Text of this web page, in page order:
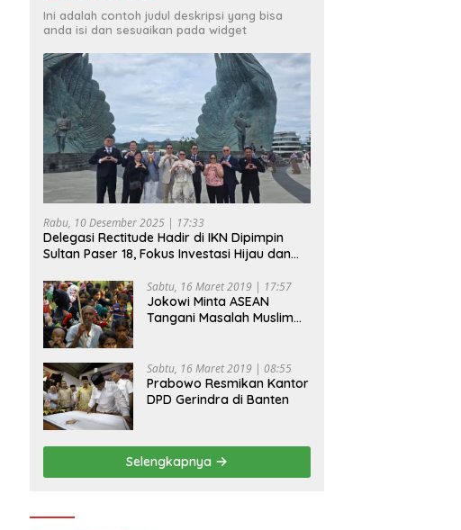
Ini adalah contoh judul deskripsi yang bisa
anda isi dan sesuaikan pada widget
Rabu, 10 Desember 2025 | 17:33
Delegasi Rectitude Hadir di IKN Dipimpin
Sultan Paser 18, Fokus Investasi Hijau dan
Sabtu, 16 Maret 2019 | 17:57
Jokowi Minta ASEAN
Tangani Masalah Muslim
Sabtu, 16 Maret 2019 | 08:55
Prabowo Resmikan Kantor
DPD Gerindra di Banten
Selengkapnya